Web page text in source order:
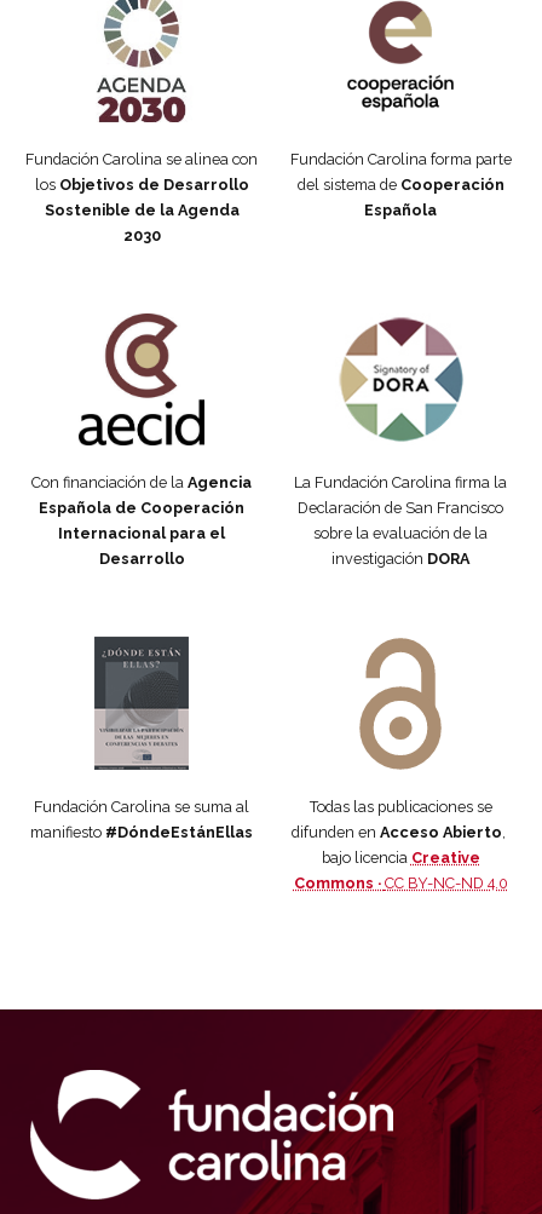
Fundación Carolina se alinea con
los Objetivos de Desarrollo
Sostenible de la Agenda
2030
Fundación Carolina forma parte
del sistema de Cooperación
Española
Con financiación de la Agencia
Española de Cooperación
Internacional para el
Desarrollo
La Fundación Carolina firma la
Declaración de San Francisco
sobre la evaluación de la
investigación DORA
Fundación Carolina se suma al
manifiesto #DóndeEstánEllas
Todas las publicaciones se
difunden en Acceso Abierto
bajo licencia Creative
Commons · CC BY-NC-ND 4.0